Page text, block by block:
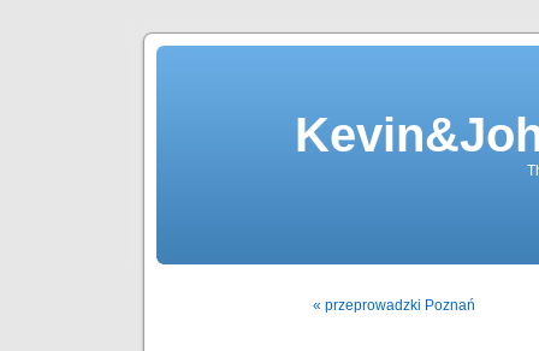
« przeprowadzki Poznań